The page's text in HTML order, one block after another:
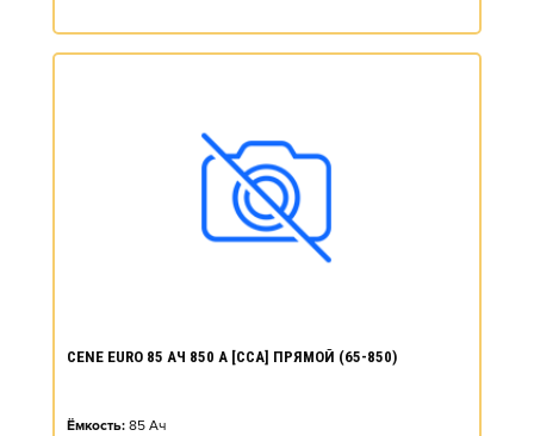
CENE EURO 85 АЧ 850 А [CCA] ПРЯМОЙ (65-850)
Ёмкость: 85 Ач